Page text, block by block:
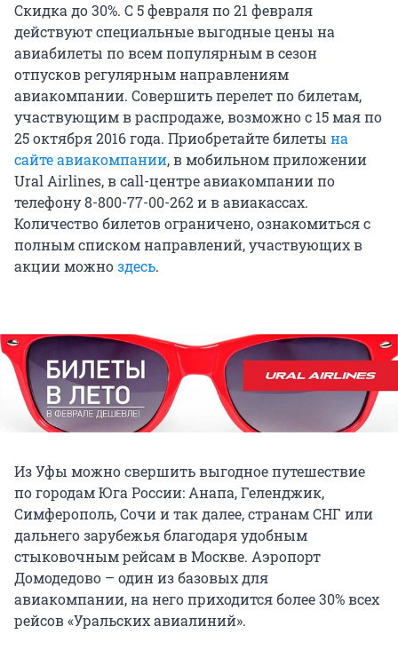
Скидка до 30%. С 5 февраля по 21 февраля
действуют специальные выгодные цены на
авиабилеты по всем популярным в сезон
отпусков регулярным направлениям
авиакомпании. Совершить перелет по билетам,
участвующим в распродаже, возможно с 15 мая по
25 октября 2016 года. Приобретайте билеты на
сайте авиакомпании, в мобильном приложении
Ural Airlines, в call-центре авиакомпании по
телефону 8-800-77-00-262 и в авиакассах.
Количество билетов ограничено, ознакомиться с
полным списком направлений, участвующих в
акции можноздесь.
Из Уфы можно свершить выгодное путешествие
по городам Юга России: Анапа, Геленджик,
Симферополь, Сочи и так далее, странам СНГ или
дальнего зарубежья благодаря удобным
стыковочным рейсам в Москве. Аэропорт
Домодедово – один из базовых для
авиакомпании, на него приходится более 30% всех
рейсов «Уральских авиалиний».